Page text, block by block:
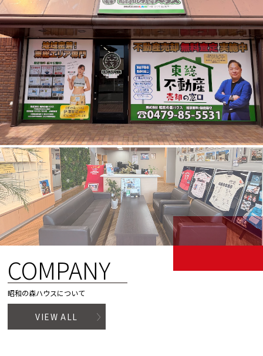
COMPANY
昭和の森ハウスについて
VIEW ALL